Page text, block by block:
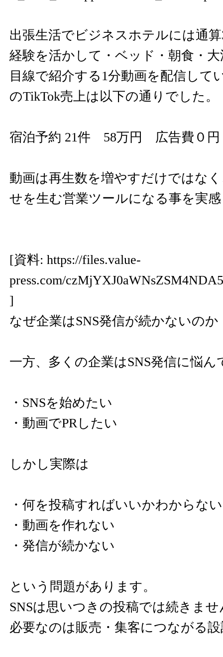
出張生活でビジネスホテルには通
経験を活かして・ベッド・朝食・
目線で紹介する1分動画を配信して
のTikTok売上は以下の通りでした。
宿泊予約 21件 58万円 広告費０円
動画は再生数を増やすだけではな
せを生む営業ツールになる事を実
[資料: https://files.value-
press.com/
]
なぜ企業はSNS発信が続かないのか
一方、多くの企業はSNS発信に悩ん
・SNSを始めたい
・動画でPRしたい
しかし実際は
・何を投稿すればいいかわからない
・動画を作れない
・発信が続かない
という問題があります。
SNSは思いつきの投稿では続きませ
必要なのは販売・集客につながる